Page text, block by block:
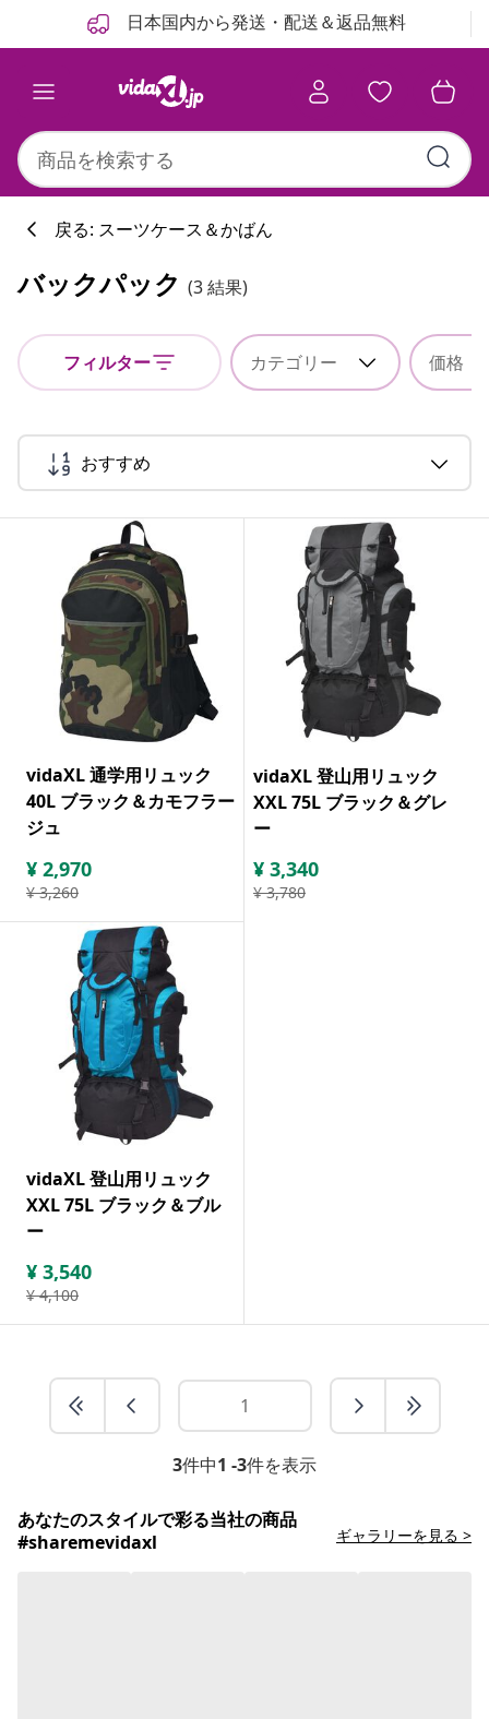
日本国内から発送・配送＆返品無料
戻る: スーツケース＆かばん
バックパック (3 結果)
フィルター カテゴリー 価格
おすすめ
vidaXL 通学用リュック
40L ブラック＆カモフラー
ジュ
¥ 2,970
¥ 3,260
vidaXL 登山用リュック
XXL 75L ブラック＆グレ
ー
¥ 3,340
¥ 3,780
vidaXL 登山用リュック
XXL 75L ブラック＆ブル
ー
¥ 3,540
¥ 4,100
3件中1 -3件を表示
あなたのスタイルで彩る当社の商品
#sharemevidaxl
ギャラリーを見る >